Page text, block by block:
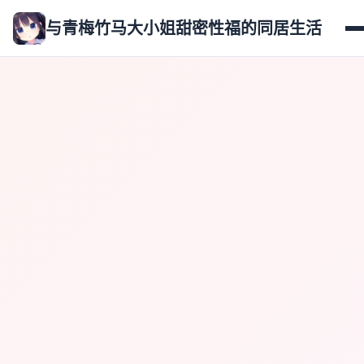
与青梅竹马大小姐甜密性福的同居生活